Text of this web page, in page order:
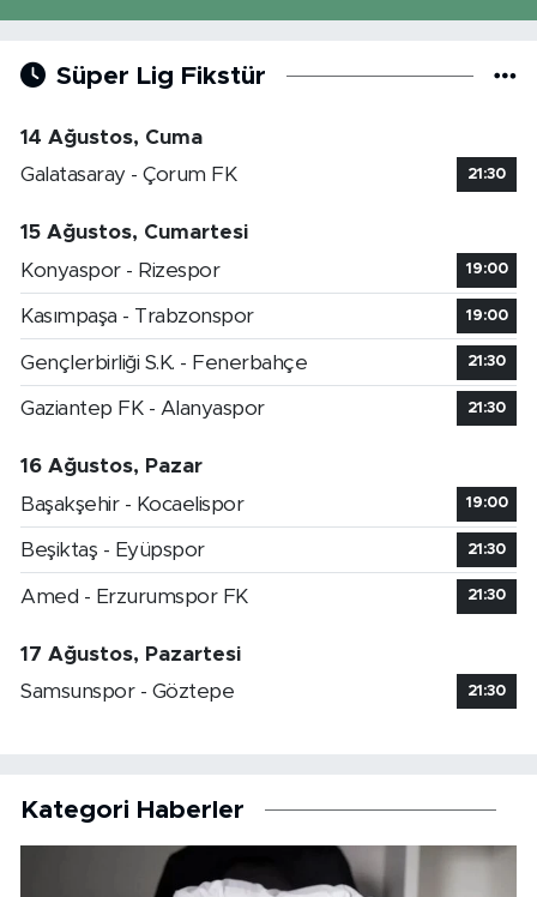
Süper Lig Fikstür
14 Ağustos, Cuma
Galatasaray - Çorum FK
21:30
15 Ağustos, Cumartesi
Konyaspor - Rizespor
19:00
Kasımpaşa - Trabzonspor 19:00
Gençlerbirliği S.K. - Fenerbahçe 21:30
Gaziantep FK - Alanyaspor 21:30
16 Ağustos, Pazar
Başakşehir - Kocaelispor
19:00
Beşiktaş - Eyüpspor 21:30
Amed - Erzurumspor FK 21:30
17 Ağustos, Pazartesi
Samsunspor - Göztepe
21:30
Kategori Haberler